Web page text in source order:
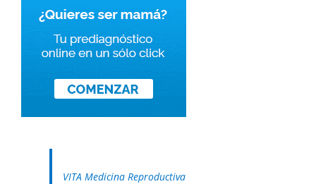
VITA Medicina Reproductiva